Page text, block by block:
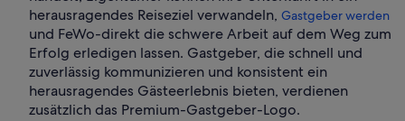
herausragendes Reiseziel verwandeln, Gastgeber werden
und FeWo-direkt die schwere Arbeit auf dem Weg zum
Erfolg erledigen lassen. Gastgeber, die schnell und
zuverlässig kommunizieren und konsistent ein
herausragendes Gästeerlebnis bieten, verdienen
zusätzlich das Premium-Gastgeber-Logo.